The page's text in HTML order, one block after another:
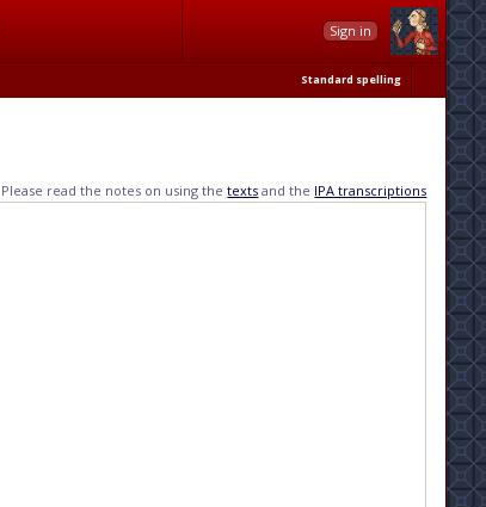
Sign in
Standard spelling
Please read the notes on using thetexts and the IPA transcriptions